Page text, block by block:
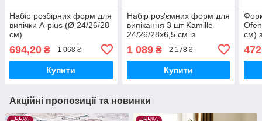
Набір розбірних форм для
випічки A-plus (Ø 24/26/28
см)
694,20 ₴ 1 068 ₴
Купити
Набір роз'ємних форм для
випікання 3 шт Kamille
24/26/28х6,5 см із
1 089₴ 2 178 ₴
Купити
см)
472
Акційні пропозиції та новинки